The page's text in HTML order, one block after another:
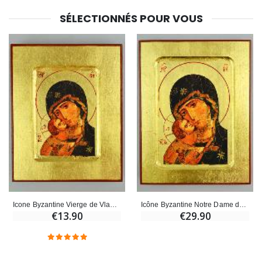
SÉLECTIONNÉS POUR VOUS
€13.90 €29.90